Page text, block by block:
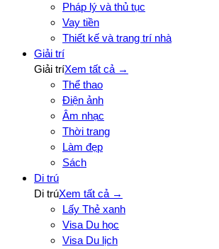
Pháp lý và thủ tục
Vay tiền
Thiết kế và trang trí nhà
Giải trí
Giải tríXem tất cả →
Thể thao
Điện ảnh
Âm nhạc
Thời trang
Làm đẹp
Sách
Di trú
Di trúXem tất cả →
Lấy Thẻ xanh
Visa Du học
Visa Du lịch